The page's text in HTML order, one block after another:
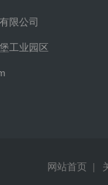
限公司
工业园区
网站首页 |